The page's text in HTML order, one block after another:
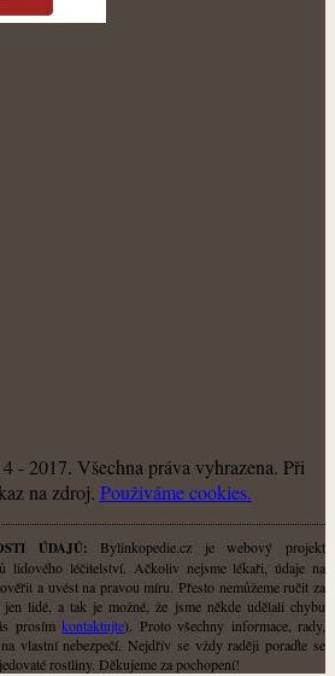
- 2017. Všechna práva vyhrazena. Při
na zdroj. Použiváme cookies.
ÚDAJŮ: Bylinkopedie.cz je webový projekt
lidového léčitelství. Ačkoliv nejsme lékaři, údaje na
a uvést na pravou míru. Přesto nemůžeme ručit za
lidé, a tak je možné, že jsme někde udělali chybu
prosímkontaktujte). Proto všechny informace, rady,
vlastní nebezpečí. Nejdřív se vždy raději poraďte se
rostliny. Děkujeme za pochopení!